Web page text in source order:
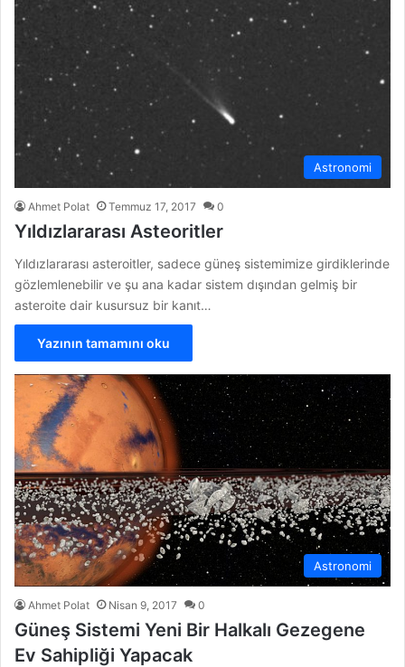
Astronomi
Ahmet Polat Temmuz 17, 2017 0
Yıldızlararası Asteoritler
Yıldızlararası asteroitler, sadece güneş sistemimize girdiklerinde
gözlemlenebilir ve şu ana kadar sistem dışından gelmiş bir
asteroite dair kusursuz bir kanıt…
Yazının tamamını oku
Astronomi
Ahmet Polat Nisan 9, 2017 0
Güneş Sistemi Yeni Bir Halkalı Gezegene
Ev Sahipliği Yapacak